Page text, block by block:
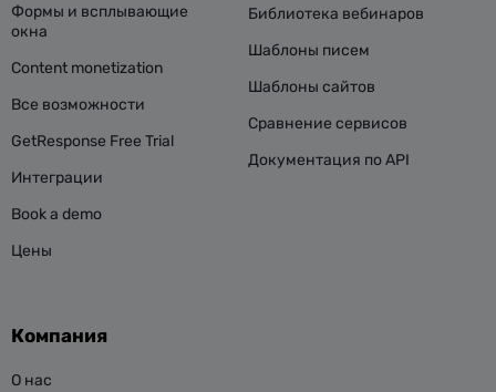
Формы и всплывающие
окна
Content monetization
Все возможности
GetResponse Free Trial
Интеграции
Book a demo
Цены
Библиотека вебинаров
Шаблоны писем
Шаблоны сайтов
Сравнение сервисов
Документация по API
Компания
О нас